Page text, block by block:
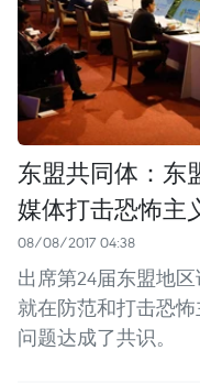
东盟共同体：东
媒体打击恐怖主
08/08/2017 04:38
出席第24届东盟地
就在防范和打击恐
问题达成了共识。